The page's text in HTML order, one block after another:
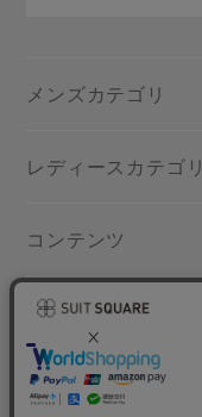
メンズカテゴリ
レディースカテゴリ
コンテンツ
規約・ヘルプ